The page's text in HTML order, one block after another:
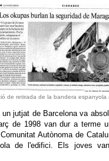
de retirada de la bandera espanyola
un jutjat de Barcelona va
de 1998 van dur a terme
Autònoma de
de l'edifici. Els joves